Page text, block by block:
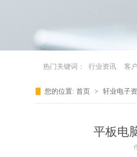
热门关键词： 行业资讯 客
您的位置: 首页 > 轩业电子
平板电